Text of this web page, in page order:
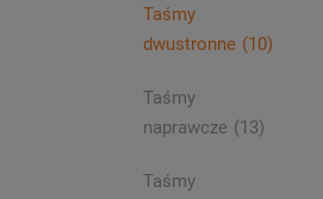
Taśmy
dwustronne (10)
Taśmy
naprawcze (13)
Taśmy